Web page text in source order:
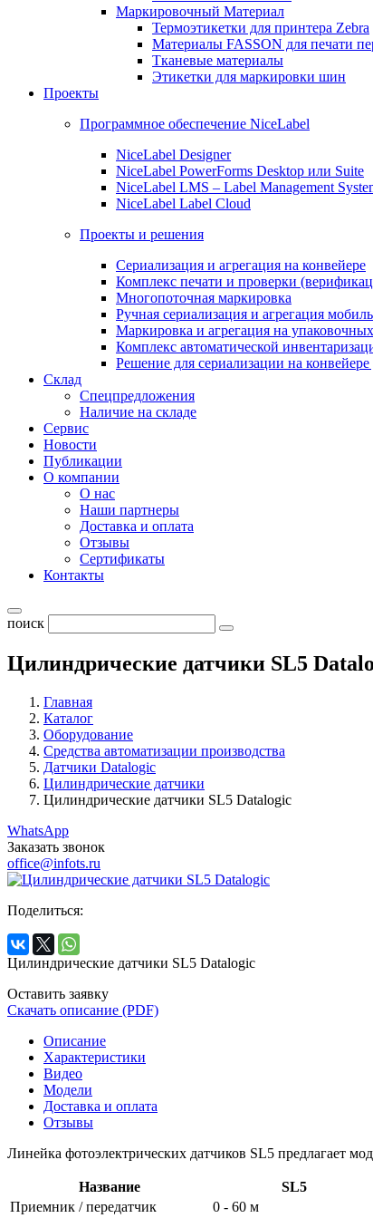
Маркировочный Материал
Термоэтикетки для принтера Zebra
Материалы FASSON для печати
Тканевые материалы
Этикетки для маркировки шин
Проекты
Программное обеспечение NiceLabel
NiceLabel Designer
NiceLabel PowerForms Desktop или Suite
NiceLabel LMS – Label Management
NiceLabel Label Cloud
Проекты и решения
Сериализация и агрегация на конвейере
Комплекс печати и проверки
Многопоточная маркировка
Ручная сериализация и агрегация
Маркировка и агрегация на
Комплекс автоматической
Решение для сериализации на
Склад
Спецпредложения
Наличие на складе
Сервис
Новости
Публикации
О компании
О нас
Наши партнеры
Доставка и оплата
Отзывы
Сертификаты
Контакты
поиск
Цилиндрические датчики SL5
Главная
Каталог
Оборудование
Средства автоматизации производства
Датчики Datalogic
Цилиндрические датчики
Цилиндрические датчики SL5 Datalogic
WhatsApp
Заказать звонок
office@infots.ru
Поделиться:
Цилиндрические датчики SL5 Datalogic
Оставить заявку
Скачать описание (PDF)
Описание
Характеристики
Видео
Модели
Доставка и оплата
Отзывы
Линейка фотоэлектрических датчиков SL5 предлагает
Название
SL5
Приемник / передатчик
0 - 60 м